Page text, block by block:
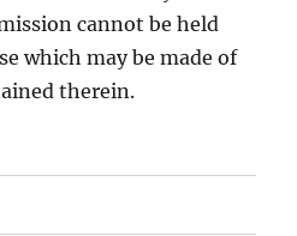
cannot be held
which may be made of
therein.